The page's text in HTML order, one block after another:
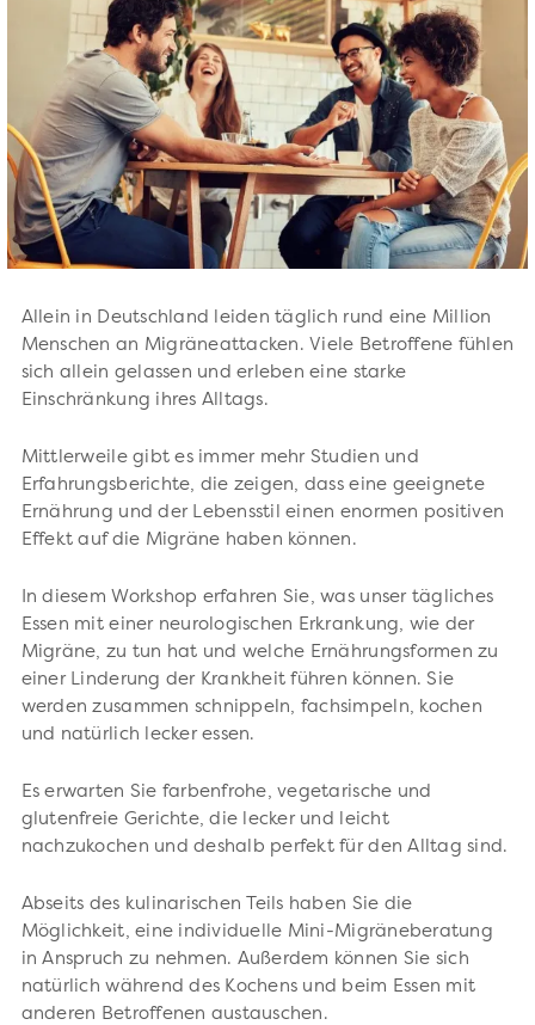
Allein in Deutschland leiden täglich rund eine Million
Menschen an Migräneattacken. Viele Betroffene fühlen
sich allein gelassen und erleben eine starke
Einschränkung ihres Alltags.
Mittlerweile gibt es immer mehr Studien und
Erfahrungsberichte, die zeigen, dass eine geeignete
Ernährung und der Lebensstil einen enormen positiven
Effekt auf die Migräne haben können.
In diesem Workshop erfahren Sie, was unser tägliches
Essen mit einer neurologischen Erkrankung, wie der
Migräne, zu tun hat und welche Ernährungsformen zu
einer Linderung der Krankheit führen können. Sie
werden zusammen schnippeln, fachsimpeln, kochen
und natürlich lecker essen.
Es erwarten Sie farbenfrohe, vegetarische und
glutenfreie Gerichte, die lecker und leicht
nachzukochen und deshalb perfekt für den Alltag sind.
Abseits des kulinarischen Teils haben Sie die
Möglichkeit, eine individuelle Mini-Migräneberatung
in Anspruch zu nehmen. Außerdem können Sie sich
natürlich während des Kochens und beim Essen mit
anderen Betroffenen austauschen.